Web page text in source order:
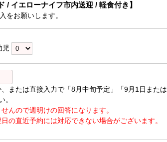
/ イエローナイフ市内送迎 / 軽食付き】
をお願いします。
児
または直接入力で「8月中旬予定」「9月1日または
。
んので週明けの回答になります。
の直近予約には対応できない場合がございます。